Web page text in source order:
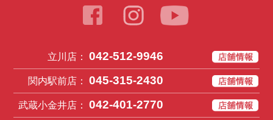
立川店： 042-512-9946
関内駅前店： 045-315-2430
武蔵小金井店： 042-401-2770